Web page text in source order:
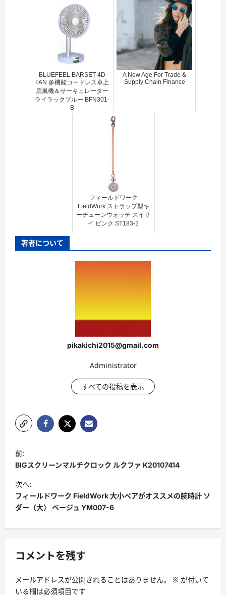
BLUEFEEL BARSET 4D
FAN 多機能コードレス卓上
扇風機＆サーキュレーター
ライラックブルー BFN301-
B
A New Age For Trade &
Supply Chain Finance
フィールドワーク
FieldWork ストラップ型キ
ーチェーンウォッチ スイサ
イ ピンク ST183-2
著者について
pikakichi2015@gmail.com
Administrator
すべての投稿を表示
ポ
ス
ト
ナ
ビ
ゲ
シ
ン
前:
BIGスクリーンマルチクロック ルクファ K20107414
次へ:
フィールドワーク FieldWork 大小ペアがオススメの腕時計 ソ
ダー（大） ベージュ YM007-6
コメントを残す
メールアドレスが公開されることはありません。 ※ が付いて
いる欄は必須項目です